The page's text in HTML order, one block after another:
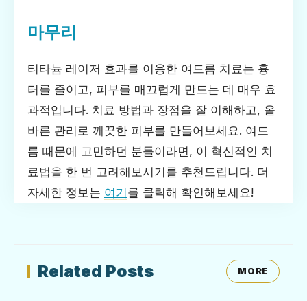
마무리
티타늄 레이저 효과를 이용한 여드름 치료는 흉
터를 줄이고, 피부를 매끄럽게 만드는 데 매우 효
과적입니다. 치료 방법과 장점을 잘 이해하고, 올
바른 관리로 깨끗한 피부를 만들어보세요. 여드
름 때문에 고민하던 분들이라면, 이 혁신적인 치
료법을 한 번 고려해보시기를 추천드립니다. 더
자세한 정보는 여기를 클릭해 확인해보세요!
Related Posts MORE